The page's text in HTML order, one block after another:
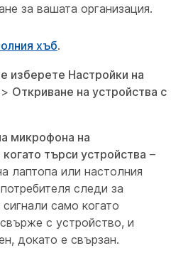
за вашата организация.
хъб.
изберете Настройки на
> Откриване на устройства с
микрофона на
търси устройства –
лаптопа или настолния
следи за
сигнали само когато
с устройство, и
докато е свързан.